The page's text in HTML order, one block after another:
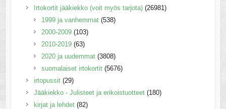
Irtokortit jääkiekko (voit myös tarjota) (26981)
1999 ja vanhemmat (538)
2000-2009 (103)
2010-2019 (63)
2020 ja uudemmat (3808)
suomalaiset irtokortit (5676)
irtopussit (29)
Jääkiekko - Julisteet ja erikoistuotteet (180)
kirjat ja lehdet (82)